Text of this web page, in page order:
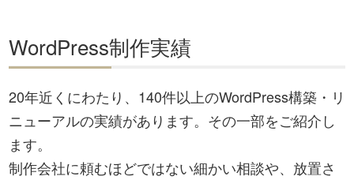
WordPress制作実績
20年近くにわたり、140件以上のWordPress構築・リ
ニューアルの実績があります。その一部をご紹介し
ます。
制作会社に頼むほどではない細かい相談や、放置さ